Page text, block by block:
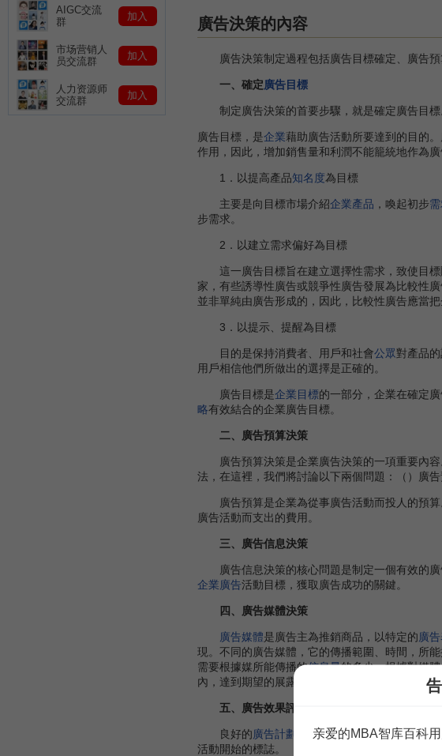
廣告決策的內容
廣告決策制定過程包括廣告目標確定、廣告預
一、確定廣告目標
制定廣告決策的首要步驟，就是確定廣告目標
廣告目標，是企業藉助廣告活動所要達到的目的
作用，因此，增加銷售量和利潤不能籠統地作為
1．以提高產品知名度為目標
主要是向目標市場介紹企業產品 ，喚起初步
步需求。
2．以建立需求偏好為目標
這一廣告目標旨在建立選擇性需求，致使目標
家，有些誘導性廣告或競爭性廣告發展為比較性
並非單純由廣告形成的，因此，比較性廣告應當
3．以提示、提醒為目標
目的是保持消費者、用戶和社會公眾對產品的
用戶相信他們所做出的選擇是正確的。
廣告目標是企業目標的一部分，企業在確定
略有效結合的企業廣告目標。
二、廣告預算決策
廣告預算決策是企業廣告決策的一項重要內容
法，在這裡，我們將討論以下兩個問題：（）廣告
廣告預算是企業為從事廣告活動而投人的預算
廣告活動而支出的費用。
三、廣告信息決策
廣告信息決策的核心問題是制定一個有效的廣
企業廣告活動目標，獲取廣告成功的關鍵。
四、廣告媒體決策
廣告媒體是廣告主為推銷商品，以特定的廣
現。不同的廣告媒體，它的傳播範圍、時間，所
需要根據媒所能傳播的信息量的多少，根據對媒
內，達到期望的展露數量，並擁有最佳的成本效
五、廣告效果評價
良好的廣告計劃 控制在很大程度上取決於
活動開始的標誌。
AIGC交流
群
加入
市场营销人
员交流群
加入
人力资源师
交流群
加入
亲爱的MBA智库百科用